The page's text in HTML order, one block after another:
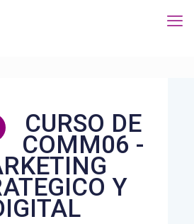
CURSO DE
COMM06 -
Y